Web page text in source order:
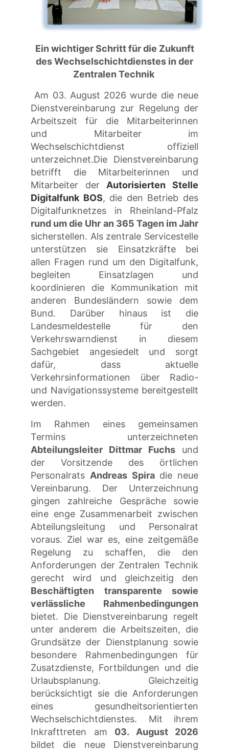
Ein wichtiger Schritt für die Zukunft
des Wechselschichtdienstes in der
Zentralen Technik
Am 03. August 2026 wurde die neue
Dienstvereinbarung zur Regelung der
Arbeitszeit für die Mitarbeiterinnen
und Mitarbeiter im
Wechselschichtdienst offiziell
unterzeichnet.Die Dienstvereinbarung
betrifft die Mitarbeiterinnen und
Mitarbeiter der Autorisierten Stelle
Digitalfunk BOS, die den Betrieb des
Digitalfunknetzes in Rheinland-Pfalz
rund um die Uhr an 365 Tagen im Jahr
sicherstellen. Als zentrale Servicestelle
unterstützen sie Einsatzkräfte bei
allen Fragen rund um den Digitalfunk,
begleiten Einsatzlagen und
koordinieren die Kommunikation mit
anderen Bundesländern sowie dem
Bund. Darüber hinaus ist die
Landesmeldestelle für den
Verkehrswarndienst in diesem
Sachgebiet angesiedelt und sorgt
dafür, dass aktuelle
Verkehrsinformationen über Radio-
und Navigationssysteme bereitgestellt
werden.
Im Rahmen eines gemeinsamen
Termins unterzeichneten
Abteilungsleiter Dittmar Fuchs und
der Vorsitzende des örtlichen
Personalrats Andreas Spiradie neue
Vereinbarung. Der Unterzeichnung
gingen zahlreiche Gespräche sowie
eine enge Zusammenarbeit zwischen
Abteilungsleitung und Personalrat
voraus. Ziel war es, eine zeitgemäße
Regelung zu schaffen, die den
Anforderungen der Zentralen Technik
gerecht wird und gleichzeitig den
Beschäftigten transparente sowie
verlässliche Rahmenbedingungen
bietet. Die Dienstvereinbarung regelt
unter anderem die Arbeitszeiten, die
Grundsätze der Dienstplanung sowie
besondere Rahmenbedingungen für
Zusatzdienste, Fortbildungen und die
Urlaubsplanung. Gleichzeitig
berücksichtigt sie die Anforderungen
eines gesundheitsorientierten
Wechselschichtdienstes. Mit ihrem
Inkrafttreten am 03. August 2026
bildet die neue Dienstvereinbarung